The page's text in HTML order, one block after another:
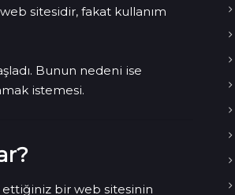
sitesidir, fakat kullanım
Bunun nedeni ise
istemesi.
ettiğiniz bir web sitesinin